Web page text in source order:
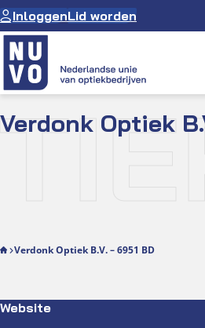
Ga
naar
de
inhoud
InloggenLid worden
Verdonk Optiek
Verdonk Optiek B.V. – 6951 BD
Website